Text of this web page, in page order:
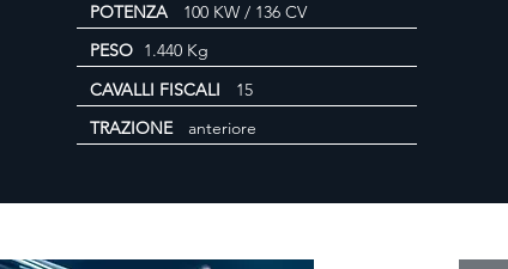
POTENZA
100 KW / 136 CV
PESO 1.440 Kg
CAVALLI FISCALI
15
TRAZIONE
anteriore